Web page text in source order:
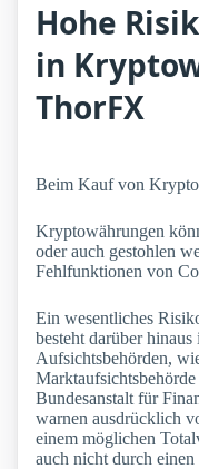
Hohe
in
ThorFX
Beim Kauf von
Kryptowährungen
oder auch gestohlen
Fehlfunktionen von
Ein wesentliches
besteht darüber
Aufsichtsbehörden,
Bundesanstalt für
warnen ausdrücklich
einem möglichen
auch nicht durch